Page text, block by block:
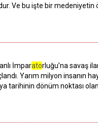
Ve bu işte bir medeniyetin
İmparatorluğu’na savaş
Yarım milyon insanın
tarihinin dönüm noktası